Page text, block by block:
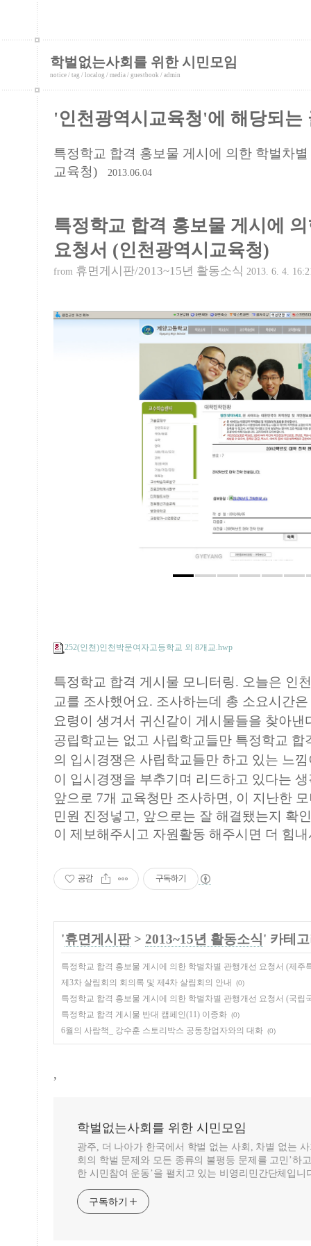
학벌없는사회를 위한 시민모임
notice / tag / localog / media / guestbook / admin
'인천광역시교육청'에 해당되는
특정학교 합격 홍보물 게시에 의한 학벌차
교육청)
2013.06.04
특정학교 합격 홍보물 게시에
요청서 (인천광역시교육청)
from 휴면게시판/2013~15년 활동소식 2013. 6. 4.
252(인천)인천박문여자고등학교 외 8개교.hwp
특정학교 합격 게시물 모니터링. 오늘은 인
교를 조사했어요. 조사하는데 총 소요시간
요령이 생겨서 귀신같이 게시물들을 찾아
공립학교는 없고 사립학교들만 특정학교 합
의 입시경쟁은 사립학교들만 하고 있는 느낌
이
입시경쟁을 부추기며 리드하고 있다는
앞으로 7개 교육청만 조사하면, 이 지난한
민원 진정넣고, 앞으로는 잘 해결됐는지 확
이 제보해주시고 자원활동 해주시면 더 힘
공감 구독하기
'휴면게시판> 2013~15년 활동소식' 카테
특정학교 합격 홍보물 게시에 의한 학벌차별 관행개선 요청서 (제주
제3차 살림회의 회의록 및 제4차 살림회의 안내
(0)
특정학교 합격 홍보물 게시에 의한 학벌차별 관행개선 요청서 (국립
특정학교 합격 게시물 반대 캠페인(11) 이종화 (0)
6월의 사람책_ 강수훈 스토리박스 공동창업자와의 대화 (0)
,
학벌없는사회를 위한 시민모임
광주, 더 나아가 한국에서 학벌 없는 사회, 차별 없는
회의 학벌 문제와 모든 종류의 불평등 문제를 고민’하
한 시민참여 운동’을 펼치고 있는 비영리민간단체입니
구독하기